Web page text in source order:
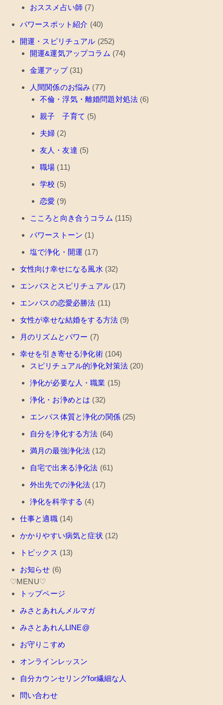
おススメ占い師 (7)
パワースポット紹介 (40)
開運・スピリチュアル (252)
開運&運気アップコラム (74)
金運アップ(31)
人間関係のお悩み (77)
不倫・浮気・離婚問題対処法(6)
親子 子育て (5)
夫婦 (2)
友人・友達 (5)
職場 (11)
学校 (5)
恋愛 (9)
こころと向き合うコラム (115)
パワーストーン (1)
塩で浄化・開運 (17)
女性向け幸せになる風水 (32)
エンパスとスピリチュアル(17)
エンパスの恋愛必勝法 (11)
女性が幸せな結婚をする方法(9)
月のリズムとパワー (7)
幸せを引き寄せる浄化術(104)
スピリチュアル的浄化対策法(20)
浄化が必要な人・職業 (15)
浄化・お浄めとは (32)
エンパス体質と浄化の関係(25)
自分を浄化する方法 (64)
満月の最強浄化法 (12)
自宅で出来る浄化法 (61)
外出先での浄化法 (17)
浄化を科学する (4)
仕事と適職(14)
かかりやすい病気と症状 (12)
トピックス (13)
お知らせ (6)
♡MENU♡
トップページ
みさとあれんメルマガ
みさとあれんLINE@
お守りこすめ
オンラインレッスン
自分カウンセリングfor繊細な人
問い合わせ